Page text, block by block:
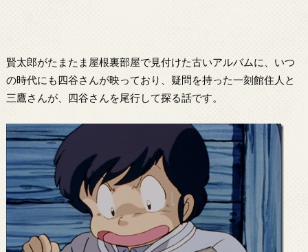
賢太郎がたまたま屋根裏部屋で見付けた古いアルバムに、いつ
の時代にも四谷さんが映っており、疑問を持った一刻館住人と
三鷹さんが、四谷さんを尾行して探る話です。